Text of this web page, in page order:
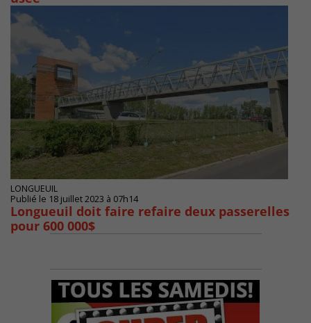
LONGUEUIL
Publié le 18 juillet 2023 à 07h14
Longueuil doit faire refaire deux passerelles
pour 600 000$